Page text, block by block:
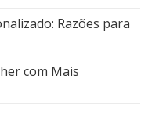
Razões para
com Mais